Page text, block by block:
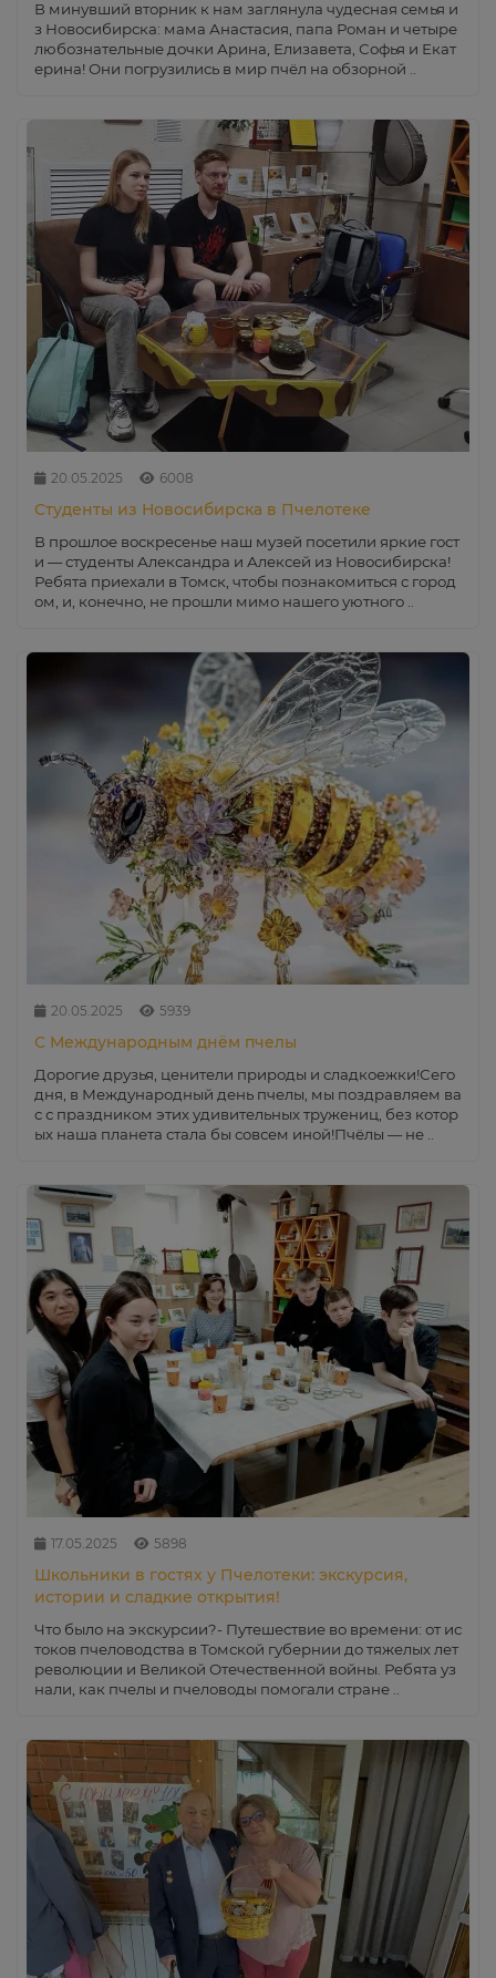
В минувший вторник к нам заглянула чудесная семья и
з Новосибирска: мама Анастасия, папа Роман и четыре
любознательные дочки Арина, Елизавета, Софья и Екат
ерина! Они погрузились в мир пчёл на обзорной ..
20.05.2025 6008
Студенты из Новосибирска в Пчелотеке
В прошлое воскресенье наш музей посетили яркие гост
и — студенты Александра и Алексей из Новосибирска!
Ребята приехали в Томск, чтобы познакомиться с город
ом, и, конечно, не прошли мимо нашего уютного ..
20.05.2025 5939
С Международным днём пчелы
Дорогие друзья, ценители природы и сладкоежки!Сего
дня, в Международный день пчелы, мы поздравляем ва
с с праздником этих удивительных тружениц, без котор
ых наша планета стала бы совсем иной!Пчёлы — не ..
17.05.2025 5898
Школьники в гостях у Пчелотеки: экскурсия,
истории и сладкие открытия!
Что было на экскурсии?- Путешествие во времени: от ис
токов пчеловодства в Томской губернии до тяжелых лет
революции и Великой Отечественной войны. Ребята уз
нали, как пчелы и пчеловоды помогали стране ..